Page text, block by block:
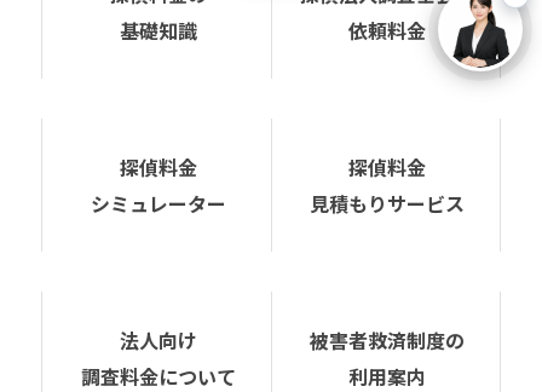
基礎知識
依頼料金
探偵料金
シミュレーター
探偵料金
見積もりサービス
法人向け
調査料金について
被害者救済制度の
利用案内